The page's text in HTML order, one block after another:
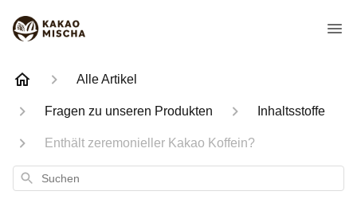
Alle Artikel
Fragen zu unseren Produkten Inhaltsstoffe
Enthält zeremonieller Kakao Koffein?
Suchen